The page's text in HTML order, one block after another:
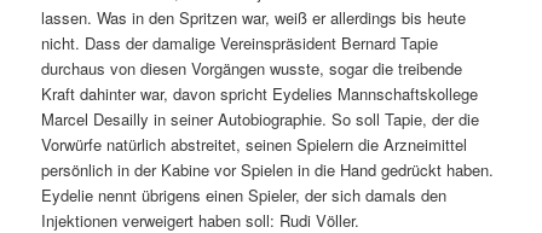
lassen. Was in den Spritzen war, weiß er allerdings bis heute
nicht. Dass der damalige Vereinspräsident Bernard Tapie
durchaus von diesen Vorgängen wusste, sogar die treibende
Kraft dahinter war, davon spricht Eydelies Mannschaftskollege
Marcel Desailly in seiner Autobiographie. So soll Tapie, der die
Vorwürfe natürlich abstreitet, seinen Spielern die Arzneimittel
persönlich in der Kabine vor Spielen in die Hand gedrückt haben.
Eydelie nennt übrigens einen Spieler, der sich damals den
Injektionen verweigert haben soll: Rudi Völler.